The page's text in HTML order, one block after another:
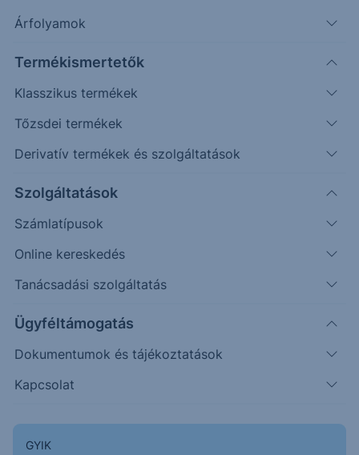
Árfolyamok
Termékismertetők
Klasszikus termékek
Tőzsdei termékek
Derivatív termékek és szolgáltatások
Szolgáltatások
Számlatípusok
Online kereskedés
Tanácsadási szolgáltatás
Ügyféltámogatás
Dokumentumok és tájékoztatások
Kapcsolat
GYIK
Timeframe Irány
Napos
Törni látszik a hagyományos értelemben vett (nem
emelkedést vetít előre, azonban ahogy korábban